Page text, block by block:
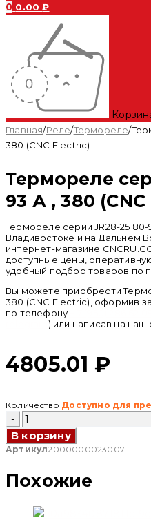
0 0.00₽
Главная/Реле/Термореле/
380 (CNC Electric)
Термореле
93 А , 380
Термореле серии JR28-25
Владивостоке и на Дальнем
интернет-магазине
доступные цены,
удобный подбор товаров по
Вы можете приобрести
380 (CNC Electric), оформив
по телефону
) или написав на наш
4805.01 ₽
Количество Доступно для
Количество
товара
Термореле
серии
80-
В корзину
Артикул2000000023007
Похожие